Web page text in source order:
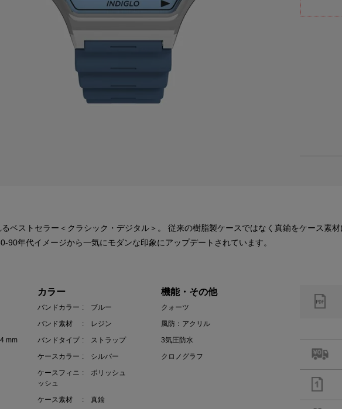
るベストセラー＜クラシック・デジタル＞。 従来の樹脂製ケースではなく真鍮をケース素
90年代イメージから一気にモダンな印象にアップデートされています。
mm
カラー
バンドカラー : ブルー
バンド素材
: レジン
バンドタイプ : ストラップ
ケースカラー : シルバー
ケースフィニ
ッシュ
: ポリッシュ
ケース素材
: 真鍮
機能・その他
クォーツ
風防：アクリル
3気圧防水
クロノグラフ